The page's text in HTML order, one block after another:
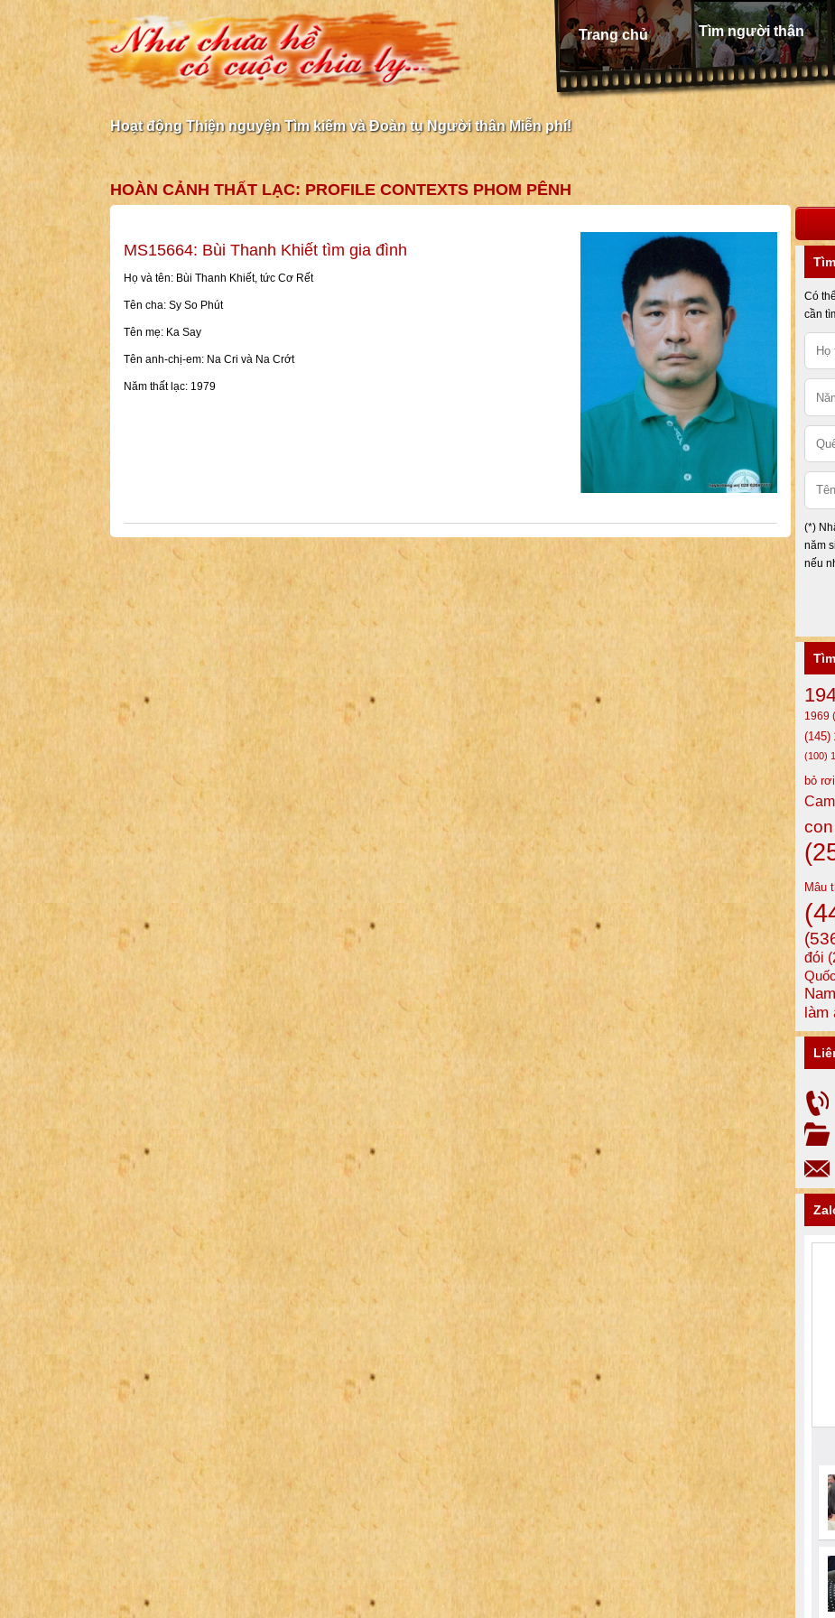
Trang chủ Tìm người thân
Hoạt động Thiện nguyện Tìm kiếm và Đoàn tụ Người thân Miễn phí!
HOÀN CẢNH THẤT LẠC: PROFILE CONTEXTS PHOM PÊNH
MS15664: Bùi Thanh Khiết tìm gia đình
Họ và tên: Bùi Thanh Khiết, tức Cơ Rết
Tên cha: Sy So Phút
Tên mẹ: Ka Say
Tên anh-chị-em: Na Cri và Na Crớt
Năm thất lạc: 1979
Có
cần
(*)
năm
nếu
1969
(145)
(100)
bỏ rơi
con
Mâu
đói
Quốc
Nam
làm